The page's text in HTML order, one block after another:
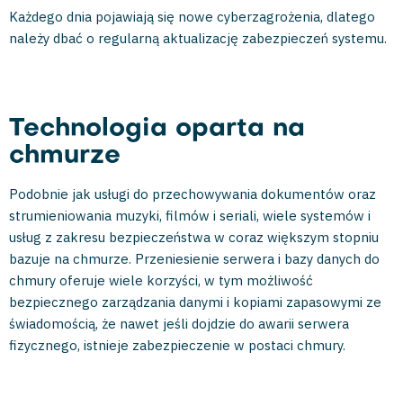
Każdego dnia pojawiają się nowe cyberzagrożenia, dlatego
należy dbać o regularną aktualizację zabezpieczeń systemu.
Technologia oparta na
chmurze
Podobnie jak usługi do przechowywania dokumentów oraz
strumieniowania muzyki, filmów i seriali, wiele systemów i
usług z zakresu bezpieczeństwa w coraz większym stopniu
bazuje na chmurze. Przeniesienie serwera i bazy danych do
chmury oferuje wiele korzyści, w tym możliwość
bezpiecznego zarządzania danymi i kopiami zapasowymi ze
świadomością, że nawet jeśli dojdzie do awarii serwera
fizycznego, istnieje zabezpieczenie w postaci chmury.